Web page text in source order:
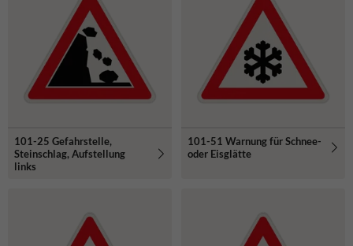
101-25 Gefahrstelle,
Steinschlag, Aufstellung
links
101-51 Warnung für Schnee-
oder Eisglätte